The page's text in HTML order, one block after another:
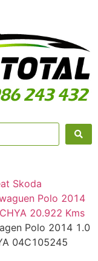
Skoda
Polo 2014
20.922 Kms
Polo 2014 1.0
04C105245